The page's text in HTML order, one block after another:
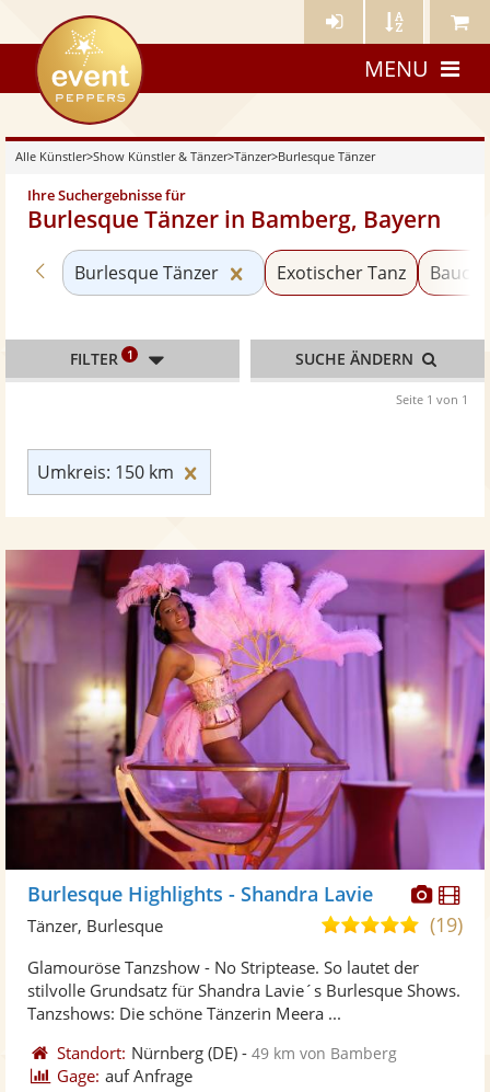
Künstler- Künstler Meine
eventpeppers
MENU
Alle Künstler>Show Künstler & Tänzer>Tänzer>Burlesque Tänzer
Ihre Suchergebnisse für
Burlesque Tänzer in Bamberg, Bayern
Zurück zu «Tänzer»
Burlesque Tänzer Kategorie «Burlesque
Exotischer Tanz
Umkreis: 150 km
FILTER 1 SUCHE ÄNDERN
Seite 1 von 1
Burlesque Highlights - Shandra Lavie
5,0
5
(19)
Tänzer, Burlesque
Glamouröse Tanzshow - No Striptease. So lautet der
stilvolle Grundsatz für Shandra Lavie´s Burlesque Shows.
Tanzshows: Die schöne Tänzerin Meera ...
Standort: Nürnberg (DE) -49 km von Bamberg
Gage: auf Anfrage